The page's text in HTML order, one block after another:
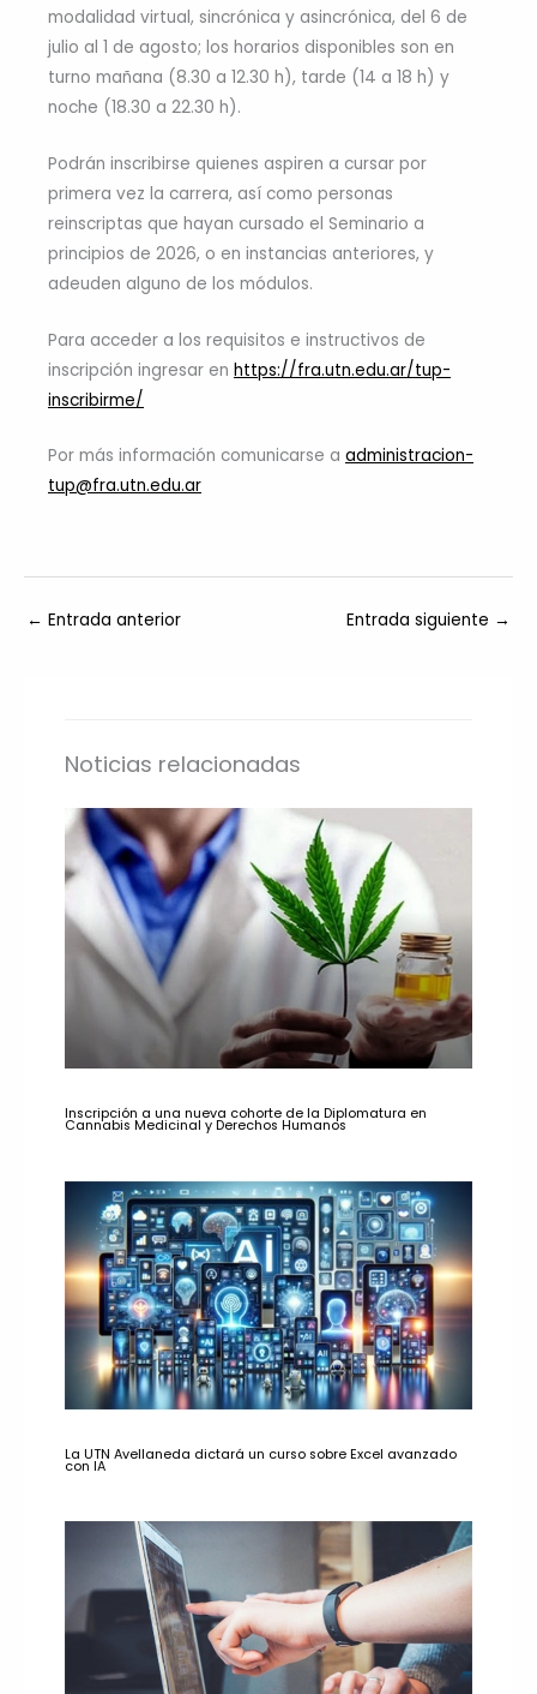
modalidad virtual, sincrónica y asincrónica, del 6 de
julio al 1 de agosto; los horarios disponibles son en
turno mañana (8.30 a 12.30 h), tarde (14 a 18 h) y
noche (18.30 a 22.30 h).
Podrán inscribirse quienes aspiren a cursar por
primera vez la carrera, así como personas
reinscriptas que hayan cursado el Seminario a
principios de 2026, o en instancias anteriores, y
adeuden alguno de los módulos.
Para acceder a los requisitos e instructivos de
inscripción ingresar en https://fra.utn.edu.ar/tup-
inscribirme/
Por más información comunicarse a administracion-
tup@fra.utn.edu.ar
← Entrada anterior Entrada siguiente →
Noticias relacionadas
Inscripción a una nueva cohorte de la Diplomatura en
Cannabis Medicinal y Derechos Humanos
La UTN Avellaneda dictará un curso sobre Excel avanzado
con IA